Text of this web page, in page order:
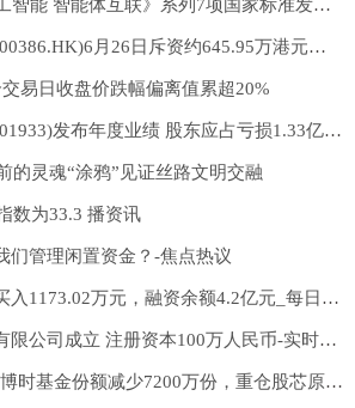
AI进化速递丨《人工智能 智能体互联》系列7项国家标准发布_今日看点
中国石油化工股份(00386.HK)6月26日斥资约645.95万港元回购158.6万股H股 聚焦
易日收盘价跌幅偏离值累超20%
新资讯：元力控股(01933)发布年度业绩 股东应占亏损1.33亿元 同比扩大255.19%
的灵魂“涂鸦”见证丝路文明交融
数为33.3 播资讯
们管理闲置资金？-焦点热议
欣锐科技：融资净买入1173.02万元，融资余额4.2亿元_每日讯息
泰州清桉过滤器材有限公司成立 注册资本100万人民币-实时焦点
6月25日科创AIETF博时基金份额减少7200万份，重仓股芯原股份、寒武纪、澜起科技